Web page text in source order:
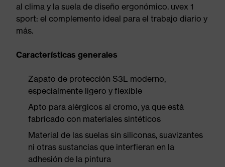
al clima y la suela de diseño ergonómico. uvex 1
sport: el complemento ideal para el trabajo diario y
más.
Características generales
Zapato de protección S3L moderno,
especialmente ligero y flexible
Apto para alérgicos al cromo, ya que está
fabricado con materiales sintéticos
Material de las suelas sin siliconas, suavizantes
ni otras sustancias que interfieran en la
adhesión de la pintura